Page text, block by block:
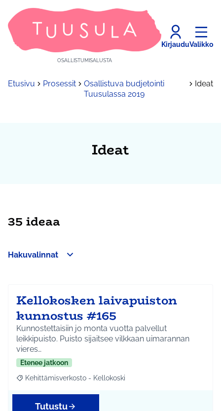
OSALLISTUMISALUSTA
KirjauduValikko
Etusivu Prosessit
Osallistuva budjetointi
Tuusulassa 2019
Ideat
Ideat
35 ideaa
Hakuvalinnat
−
Kellokosken laivapuiston
kunnostus #165
Kunnostettaisiin jo monta vuotta palvellut
leikkipuisto. Puisto sijaitsee vilkkaan uimarannan
vieres…
Etenee jatkoon
Rajaa tulokset aihepiirin mukaan: Kehittämisverkosto -
Kehittämisverkosto - Kellokoski
Tutustu